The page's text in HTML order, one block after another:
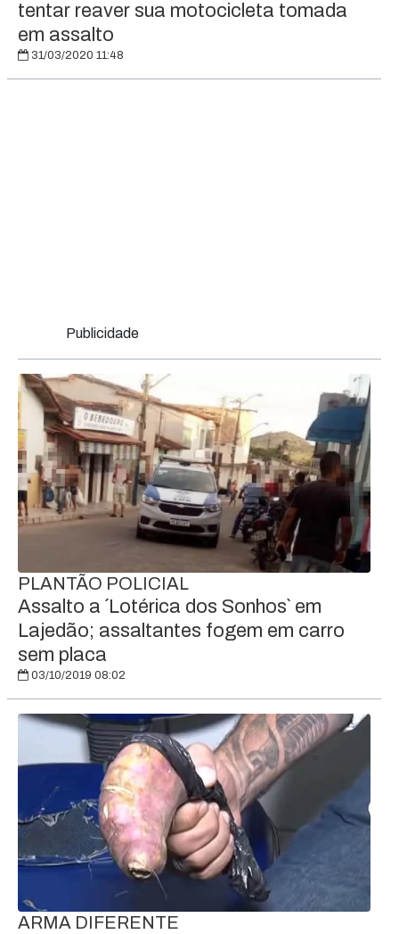
tentar reaver sua motocicleta tomada
em assalto
31/03/2020 11:48
Publicidade
PLANTÃO POLICIAL
Assalto a ´Lotérica dos Sonhos` em
Lajedão; assaltantes fogem em carro
sem placa
03/10/2019 08:02
ARMA DIFERENTE